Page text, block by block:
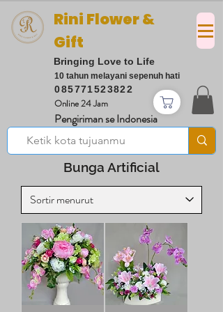
085771523822
Rini Flower &
Gift
Bringing Love to Life
Online 24 Jam
Pengiriman se Indonesia
10 tahun melayani sepenuh hati
Bunga Artificial